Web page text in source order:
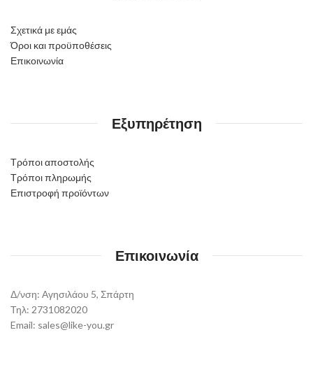
Σχετικά με εμάς
Όροι και προϋποθέσεις
Επικοινωνία
Εξυπηρέτηση
Τρόποι αποστολής
Τρόποι πληρωμής
Επιστροφή προϊόντων
Επικοινωνία
Δ/νση: Αγησιλάου 5, Σπάρτη
Τηλ: 2731082020
Email: sales@like-you.gr